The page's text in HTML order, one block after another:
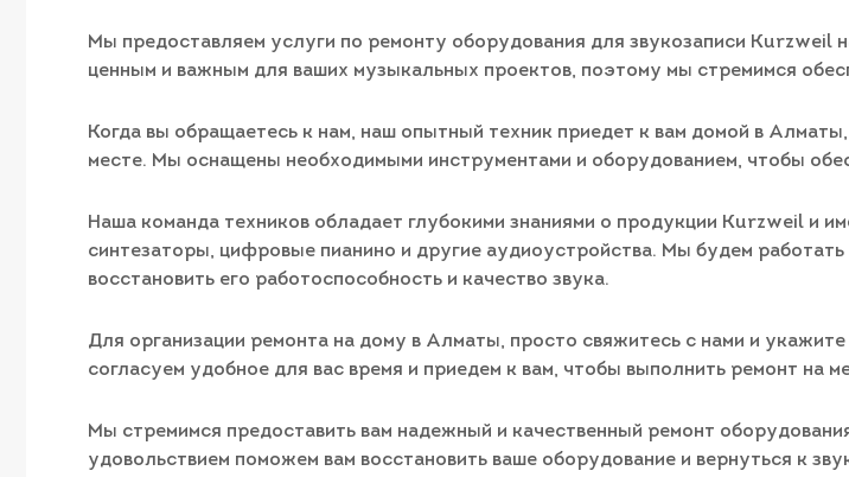
Мы предоставляем услуги по ремонту оборудования для звукозаписи
ценным и важным для ваших музыкальных проектов, поэтому мы стремимся
Когда вы обращаетесь к нам, наш опытный техник приедет к вам домой в
месте. Мы оснащены необходимыми инструментами и оборудованием, чтобы
Наша команда техников обладает глубокими знаниями о продукции Kurzweil и
синтезаторы, цифровые пианино и другие аудиоустройства. Мы будем
восстановить его работоспособность и качество звука.
Для организации ремонта на дому в Алматы, просто свяжитесь с нами и
согласуем удобное для вас время и приедем к вам, чтобы выполнить ремонт на
Мы стремимся предоставить вам надежный и качественный ремонт
удовольствием поможем вам восстановить ваше оборудование и вернуться к